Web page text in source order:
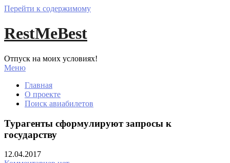
Перейти к содержимому
RestMeBest
Отпуск на моих условиях!
Меню
Главная
О проекте
Поиск авиабилетов
Турагенты сформулируют запросы к
государству
12.04.2017